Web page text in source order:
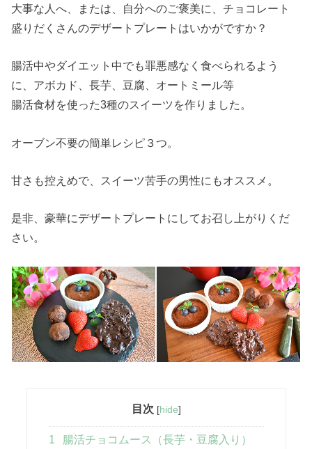
大事な人へ、または、自分へのご褒美に、チョコレート
盛りだくさんのデザートプレートはいかがですか？
腸活中やダイエット中でも罪悪感なく食べられるよう
に、アボカド、長芋、豆腐、オートミール等
腸活食材を使った3種のスイーツを作りました。
オーブン不要の簡単レシピ３つ。
甘さも控えめで、スイーツ苦手の男性にもオススメ。
是非、豪華にデザートプレートにしてお召し上がりくだ
さい。
目次 [hide]
1 腸活チョコムース（長芋・豆腐入り）